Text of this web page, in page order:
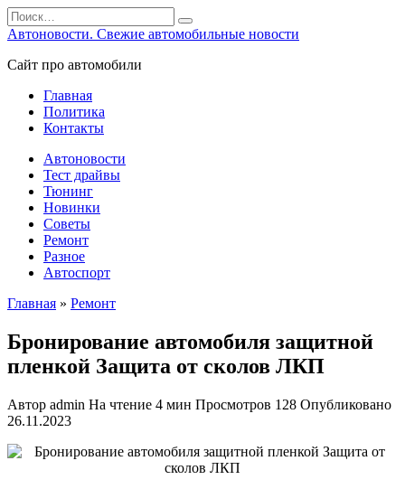
Перейти
к
Search
for:
Автоновости. Свежие автомобильные новости
Сайт про автомобили
Главная
Политика
Контакты
Автоновости
Тест драйвы
Тюнинг
Новинки
Советы
Ремонт
Разное
Автоспорт
Главная » Ремонт
Бронирование автомобиля защитной
пленкой Защита от сколов ЛКП
Автор admin На чтение 4 мин Просмотров 128 Опубликовано
26.11.2023